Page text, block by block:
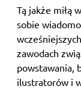
Tą jakże miłą
sobie
zawodach
powstawania,
ilustratorów i